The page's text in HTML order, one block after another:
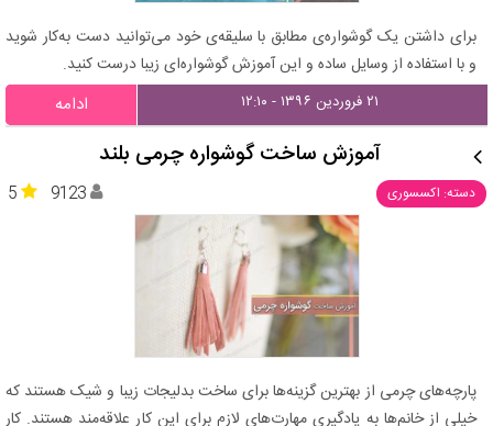
برای داشتن یک گوشواره‌ی مطابق با سلیقه‌ی خود می‌توانید دست به‌کار شوید
و با استفاده از وسایل ساده و این آموزش گوشواره‌ای زیبا درست کنید.
۲۱ فروردین ۱۳۹۶ - ۱۲:۱۰ ادامه
آموزش ساخت گوشواره چرمی بلند
دسته: اکسسوری 5 9123
پارچه‌های چرمی از بهترین گزینه‌ها برای ساخت بدلیجات زیبا و شیک هستند که
خیلی از خانم‌ها به یادگیری مهارت‌های لازم برای این کار علاقه‌مند هستند. کار